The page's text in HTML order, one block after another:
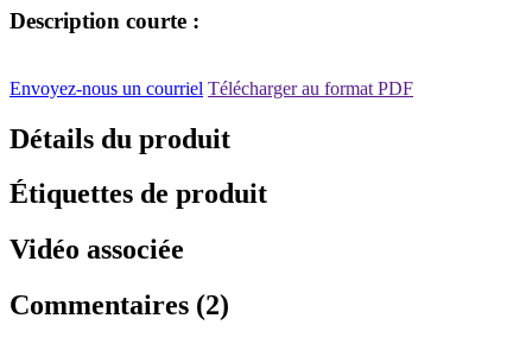
Description courte :
Envoyez-nous un courriel Télécharger au format PDF
Détails du produit
Étiquettes de produit
Vidéo associée
Commentaires (2)